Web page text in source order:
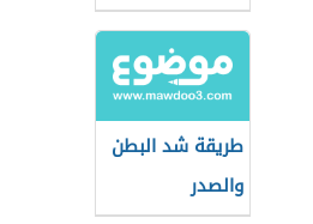
طريقة شد البطن
والصدر